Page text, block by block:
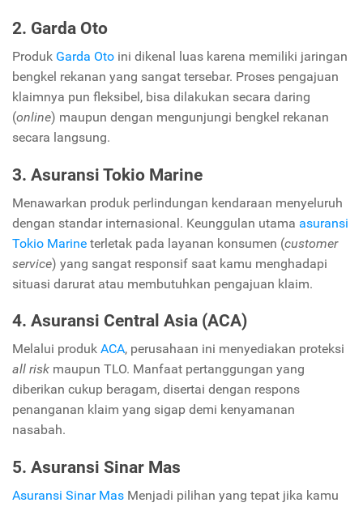
2. Garda Oto
Produk Garda Oto ini dikenal luas karena memiliki jaringan
bengkel rekanan yang sangat tersebar. Proses pengajuan
klaimnya pun fleksibel, bisa dilakukan secara daring
(online) maupun dengan mengunjungi bengkel rekanan
secara langsung.
3. Asuransi Tokio Marine
Menawarkan produk perlindungan kendaraan menyeluruh
dengan standar internasional. Keunggulan utama asuransi
Tokio Marine terletak pada layanan konsumen (customer
service) yang sangat responsif saat kamu menghadapi
situasi darurat atau membutuhkan pengajuan klaim.
4. Asuransi Central Asia (ACA)
Melalui produk ACA, perusahaan ini menyediakan proteksi
all risk maupun TLO. Manfaat pertanggungan yang
diberikan cukup beragam, disertai dengan respons
penanganan klaim yang sigap demi kenyamanan
nasabah.
5. Asuransi Sinar Mas
Asuransi Sinar Mas Menjadi pilihan yang tepat jika kamu